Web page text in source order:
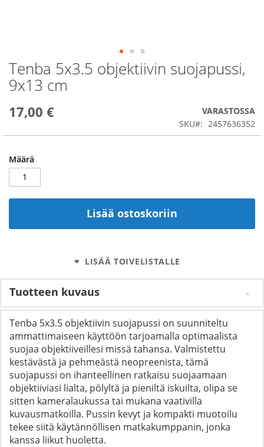
Tenba 5x3.5 objektiivin suojapussi,
9x13 cm
17,00 €
VARASTOSSA
SKU
2457636352
Määrä
Lisää ostoskoriin
LISÄÄ TOIVELISTALLE
Skip
to
the
of
Tuotteen kuvaus
Tenba 5x3.5 objektiivin suojapussi on suunniteltu
ammattimaiseen käyttöön tarjoamalla optimaalista
suojaa objektiiveillesi missä tahansa. Valmistettu
kestävästä ja pehmeästä neopreenista, tämä
suojapussi on ihanteellinen ratkaisu suojaamaan
objektiiviasi lialta, pölyltä ja pieniltä iskuilta, olipa se
sitten kameralaukussa tai mukana vaativilla
kuvausmatkoilla. Pussin kevyt ja kompakti muotoilu
tekee siitä käytännöllisen matkakumppanin, jonka
kanssa liikut huoletta.